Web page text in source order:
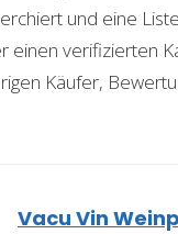
und eine
einen verifizierten
Käufer,
Vacu Vin